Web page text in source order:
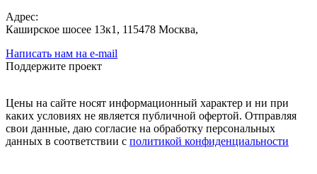
Адрес:
Каширское шосее 13к1, 115478 Москва,
Написать нам на e-mail
Поддержите проект
Цены на сайте носят информационный характер и ни при
каких условиях не является публичной офертой. Отправляя
свои данные, даю согласие на обработку персональных
данных в соответствии с политикой конфиденциальности